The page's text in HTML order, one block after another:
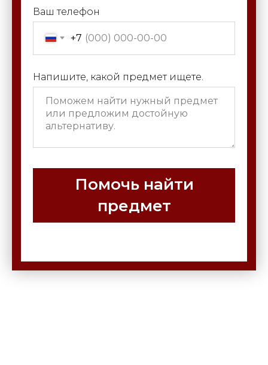
Ваш телефон
+7
Напишите, какой предмет ищете.
Помочь найти
предмет